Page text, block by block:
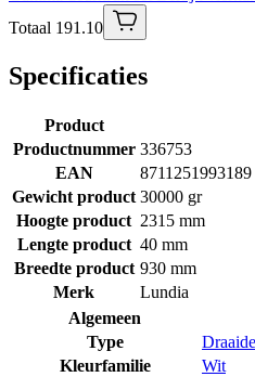
Totaal 191.10
Specificaties
Product
Productnummer 336753
EAN
8711251993189
Gewicht product 30000 gr
Hoogte product 2315 mm
Lengte product 40 mm
Breedte product 930 mm
Merk
Lundia
Algemeen
Type
Kleurfamilie
Wit